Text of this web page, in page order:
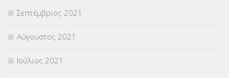
Σεπτέμβριος 2021
Αύγουστος 2021
Ιούλιος 2021